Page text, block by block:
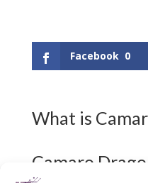
Facebook 0
What is
Camaro